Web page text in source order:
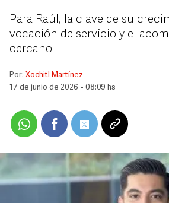
Para Raúl, la clave de su
vocación de servicio y el
cercano
Por: Xochitl Martínez
17 de junio de 2026 - 08:09 hs